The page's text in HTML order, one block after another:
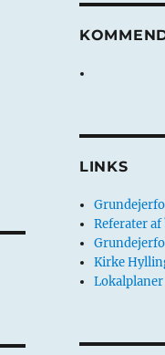
LINKS
Referater
Kirke